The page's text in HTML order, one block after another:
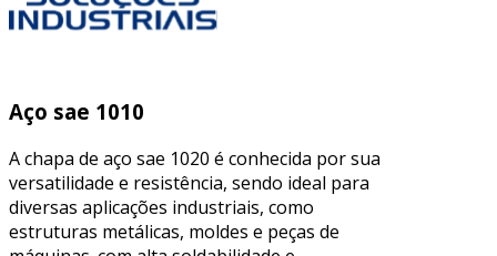
Aço sae 1010
A chapa de aço sae 1020 é conhecida por sua
versatilidade e resistência, sendo ideal para
diversas aplicações industriais, como
estruturas metálicas, moldes e peças de